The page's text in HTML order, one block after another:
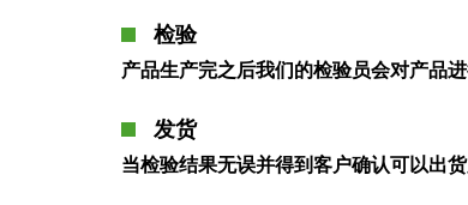
检验
产品生产完之后我们的检验员会对产品
发货
当检验结果无误并得到客户确认可以出